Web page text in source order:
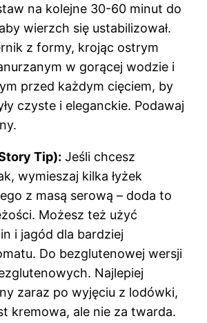
na kolejne 30-60 minut do
wierzch się ustabilizował.
z formy, krojąc ostrym
w gorącej wodzie i
przed każdym cięciem, by
czyste i eleganckie. Podawaj
Tip): Jeśli chcesz
wymieszaj kilka łyżek
z masą serową – doda to
Możesz też użyć
i jagód dla bardziej
Do bezglutenowej wersji
Najlepiej
zaraz po wyjęciu z lodówki,
kremowa, ale nie za twarda.